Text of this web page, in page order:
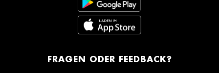
FRAGEN ODER FEEDBACK?